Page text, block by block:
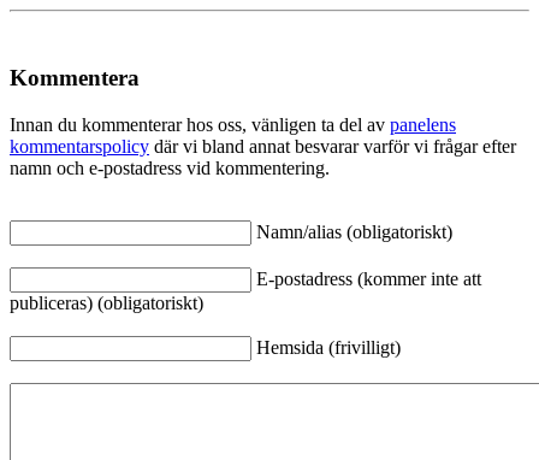
Kommentera
Innan du kommenterar hos oss, vänligen ta del av panelens
kommentarspolicy där vi bland annat besvarar varför vi frågar efter
namn och e-postadress vid kommentering.
Namn/alias (obligatoriskt)
E-postadress (kommer inte att
publiceras) (obligatoriskt)
Hemsida (frivilligt)